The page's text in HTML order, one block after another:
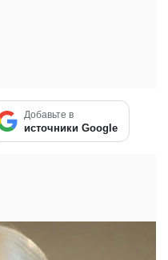
Добавьте в
источники Google